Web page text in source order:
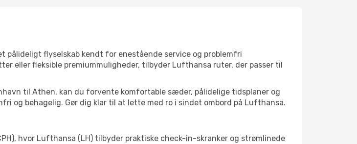
flyselskab kendt for enestående service og problemfri
eller fleksible premiummuligheder, tilbyder Lufthansa ruter, der passer til
til Athen, kan du forvente komfortable sæder, pålidelige tidsplaner og
og behagelig. Gør dig klar til at lette med ro i sindet ombord på Lufthansa.
hvor Lufthansa (LH) tilbyder praktiske check-in-skranker og strømlinede